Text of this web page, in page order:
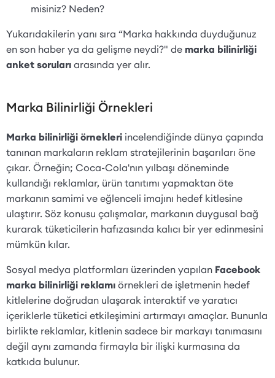
misiniz? Neden?
Yukarıdakilerin yanı sıra “Marka hakkında duyduğunuz
en son haber ya da gelişme neydi?" de marka bilinirliği
anket soruları arasında yer alır.
Marka Bilinirliği Örnekleri
Marka bilinirliği örnekleri incelendiğinde dünya çapında
tanınan markaların reklam stratejilerinin başarıları öne
çıkar. Örneğin; Coca-Cola'nın yılbaşı döneminde
kullandığı reklamlar, ürün tanıtımı yapmaktan öte
markanın samimi ve eğlenceli imajını hedef kitlesine
ulaştırır. Söz konusu çalışmalar, markanın duygusal bağ
kurarak tüketicilerin hafızasında kalıcı bir yer edinmesini
mümkün kılar.
Sosyal medya platformları üzerinden yapılan Facebook
marka bilinirliği reklamı örnekleri de işletmenin hedef
kitlelerine doğrudan ulaşarak interaktif ve yaratıcı
içeriklerle tüketici etkileşimini artırmayı amaçlar. Bununla
birlikte reklamlar, kitlenin sadece bir markayı tanımasını
değil aynı zamanda firmayla bir ilişki kurmasına da
katkıda bulunur.